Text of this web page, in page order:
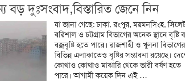
বড় দুঃসংবাদ,বিস্তারিত জেনে নিন
যা জানা গেছে: ঢাকা, রংপুর, ময়মনসিংহ,
বরিশাল ও চট্টগ্রাম বিভাগের অনেক স্থানে বৃষ্টি
বজ্রবৃষ্টি হতে পারে। রাজশাহী ও খুলনা বিভাগের
বিভিন্ন এলাকাতেও বৃষ্টির সম্ভাবনা রয়েছে।
কোথাও কোথাও মাঝারি থেকে ভারী বর্ষণ হতে
পারে। আগামী কয়েক দিন এই …